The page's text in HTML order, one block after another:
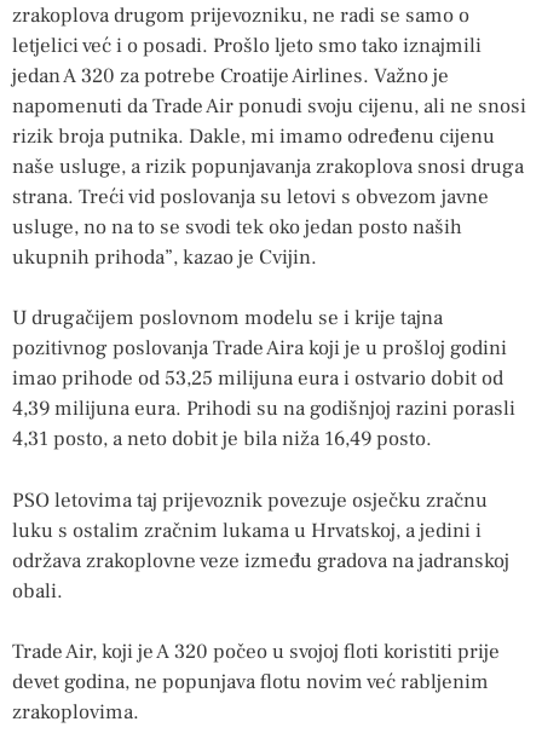
zrakoplova drugom prijevozniku, ne radi se samo o
letjelici već i o posadi. Prošlo ljeto smo tako iznajmili
jedan A 320 za potrebe Croatije Airlines. Važno je
napomenuti da Trade Air ponudi svoju cijenu, ali ne snosi
rizik broja putnika. Dakle, mi imamo određenu cijenu
naše usluge, a rizik popunjavanja zrakoplova snosi druga
strana. Treći vid poslovanja su letovi s obvezom javne
usluge, no na to se svodi tek oko jedan posto naših
ukupnih prihoda”, kazao je Cvijin.
U drugačijem poslovnom modelu se i krije tajna
pozitivnog poslovanja Trade Aira koji je u prošloj godini
imao prihode od 53,25 milijuna eura i ostvario dobit od
4,39 milijuna eura. Prihodi su na godišnjoj razini porasli
4,31 posto, a neto dobit je bila niža 16,49 posto.
PSO letovima taj prijevoznik povezuje osječku zračnu
luku s ostalim zračnim lukama u Hrvatskoj, a jedini i
održava zrakoplovne veze između gradova na jadranskoj
obali.
Trade Air, koji je A 320 počeo u svojoj floti koristiti prije
devet godina, ne popunjava flotu novim već rabljenim
zrakoplovima.